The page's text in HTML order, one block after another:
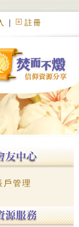
註冊
戶管理